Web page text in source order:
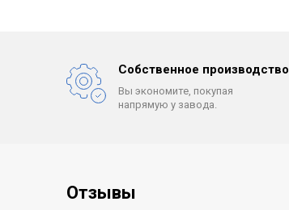
Собственное производство
Вы экономите, покупая
напрямую у завода.
Отзывы